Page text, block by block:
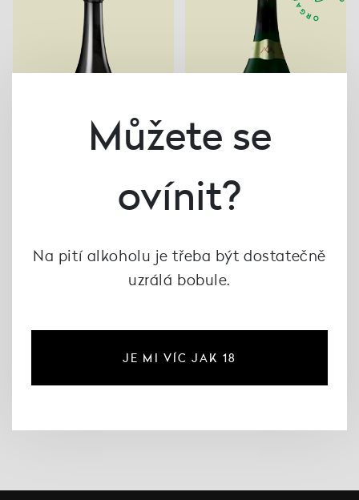
2021, Kadrnka
sklepy Kutná Hora
Můžete se
ovínit?
Na pití alkoholu je třeba být dostatečně
uzrálá bobule.
JE MI VÍC JAK 18